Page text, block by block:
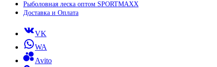
Рыболовная леска оптом SPORTMAXX
Доставка и Оплата
VK
WA
Avito